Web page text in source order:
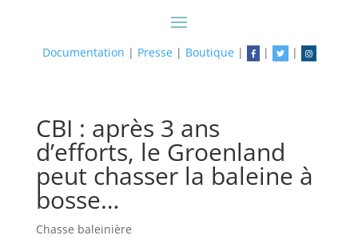
Documentation | Presse| Boutique| | |
CBI : après 3 ans
d’efforts, le Groenland
peut chasser la baleine à
bosse…
Chasse baleinière